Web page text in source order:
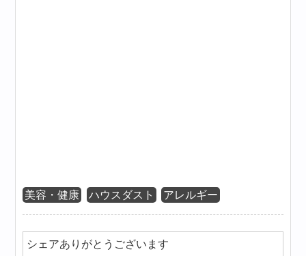
美容・健康 ハウスダスト アレルギー
シェアありがとうございます